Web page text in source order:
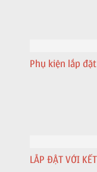
Phụ kiện lắp đặt
LẮP ĐẶT VỚI